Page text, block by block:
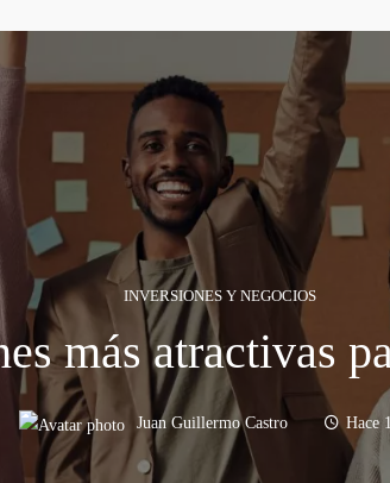
INVERSIONES Y NEGOCIOS
más atractivas
Juan Guillermo Castro Hace